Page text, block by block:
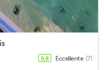
9,8 Eccellente (7)